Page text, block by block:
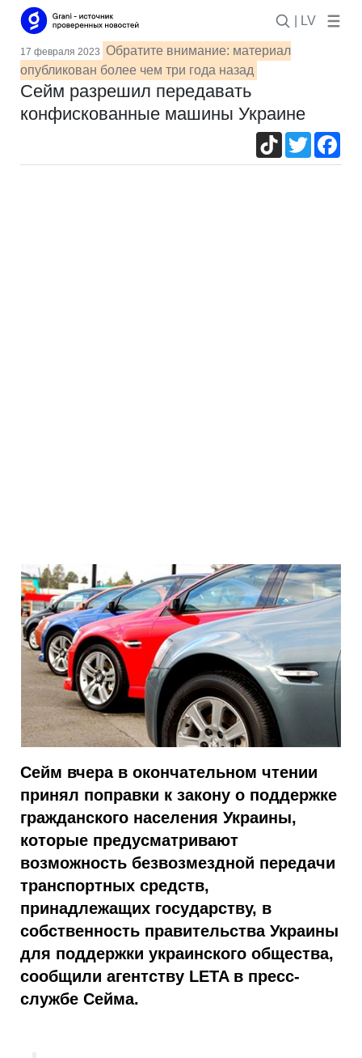
| LV
17 февраля 2023 Обратите внимание: материал
опубликован более чем три года назад
Сейм разрешил передавать
конфискованные машины Украине
TikTokTwitter
Сейм вчера в окончательном чтении
принял поправки к закону о поддержке
гражданского населения Украины,
которые предусматривают
возможность безвозмездной передачи
транспортных средств,
принадлежащих государству, в
собственность правительства Украины
для поддержки украинского общества,
сообщили агентству LETA в пресс-
службе Сейма.